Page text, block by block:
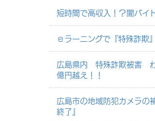
短時間で高収入！？闇バイ
ｅラーニングで『特殊詐欺
広島県内 特殊詐欺被害
億円越え！！
広島市の地域防犯カメラの
終了』